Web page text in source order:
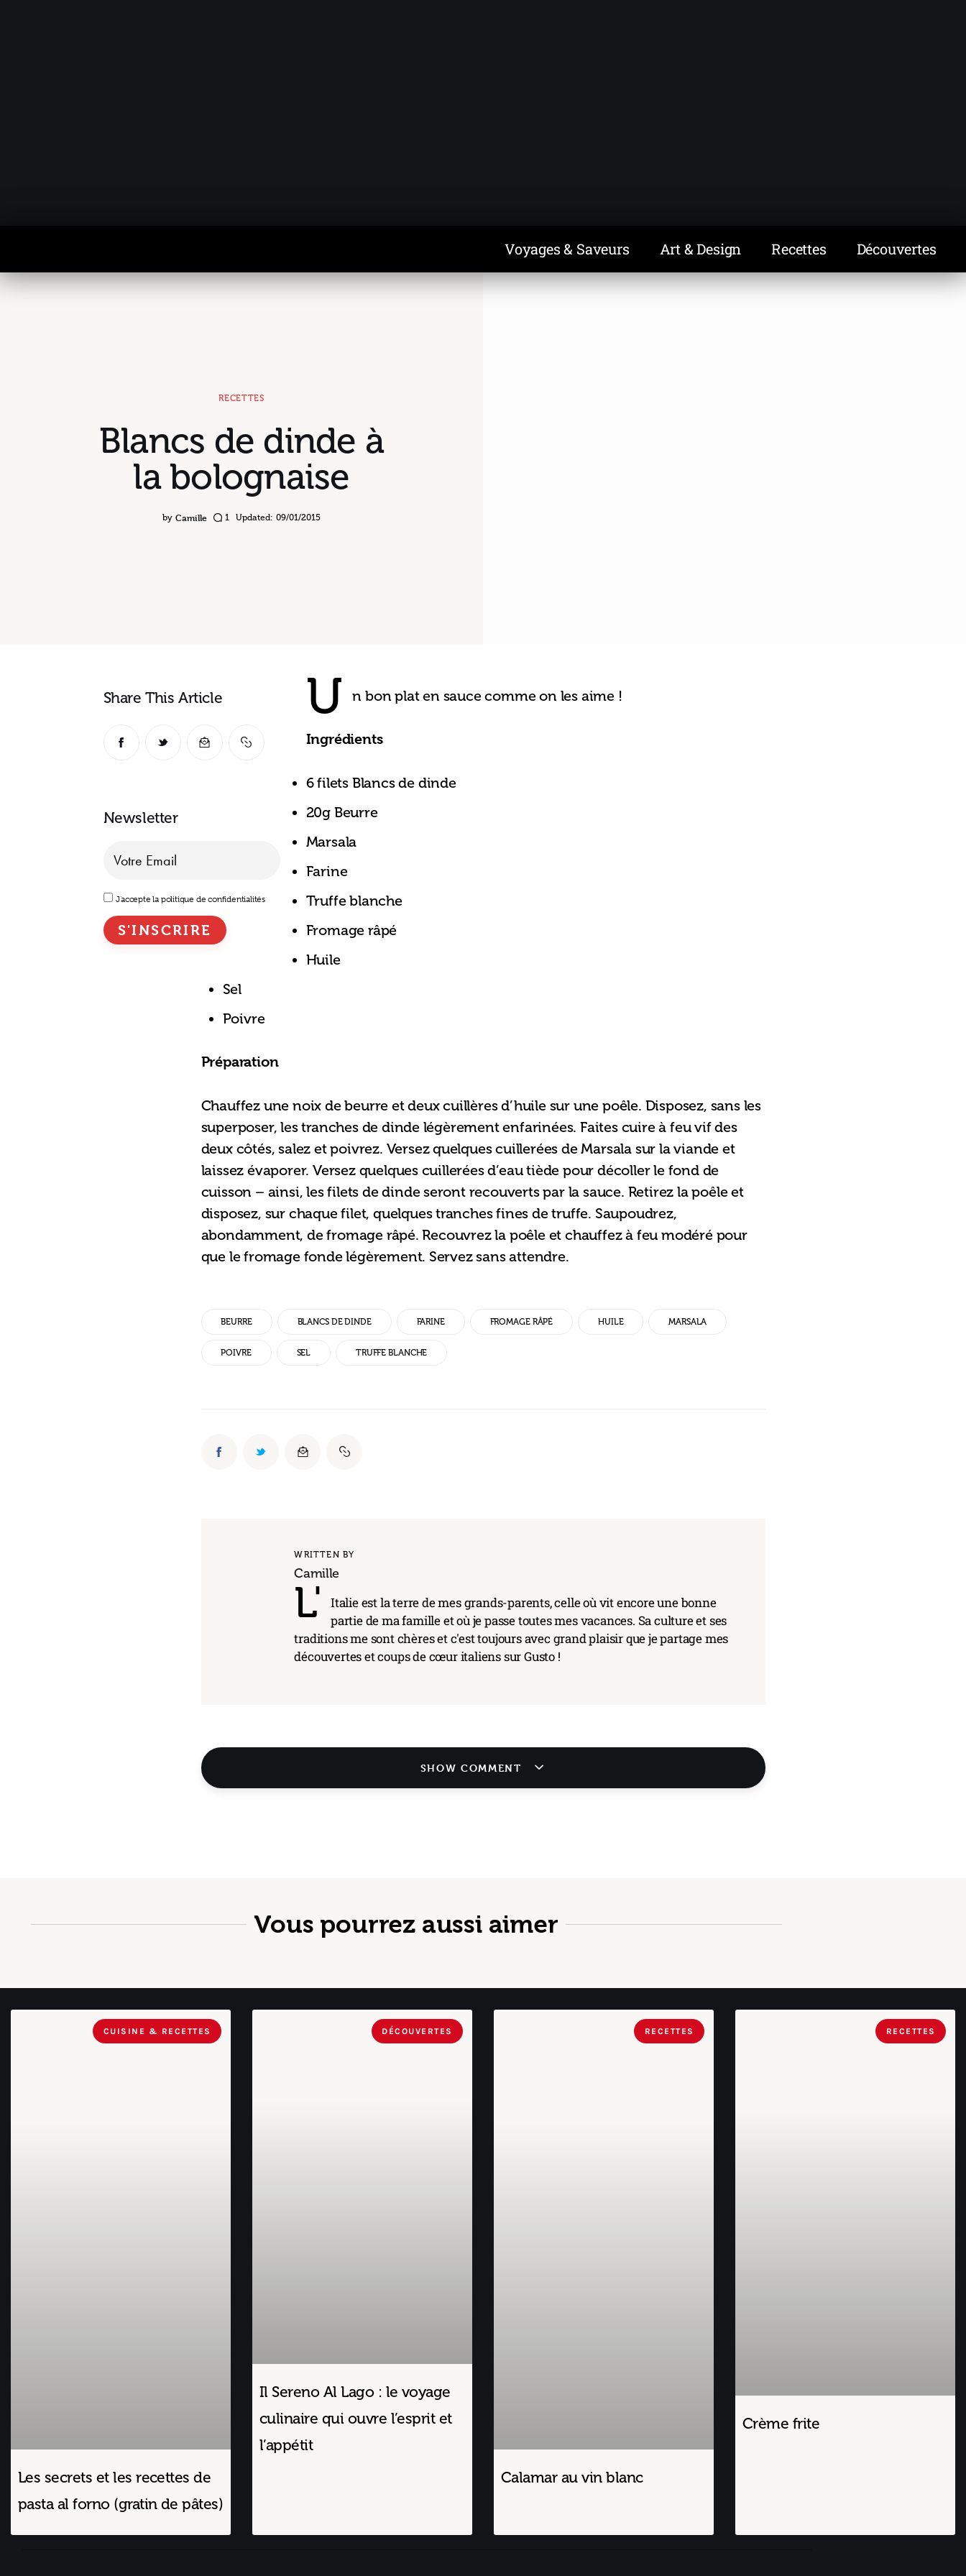
Voyages & Saveurs Art & Design Recettes Découvertes
RECETTES
Blancs de dinde à
la bolognaise
by Camille 1 Updated: 09/01/2015
Share This Article
Newsletter
J'accepte la politique de confidentialités
U n bon plat en sauce comme on les aime !
Ingrédients
6 filets Blancs de dinde
20g Beurre
Marsala
Farine
Truffe blanche
Fromage râpé
Huile
Sel
Poivre
Préparation
Chauffez une noix de beurre et deux cuillères d’huile sur une poêle. Disposez, sans les
superposer, les tranches de dinde légèrement enfarinées. Faites cuire à feu vif des
deux côtés, salez et poivrez. Versez quelques cuillerées de Marsala sur la viande et
laissez évaporer. Versez quelques cuillerées d’eau tiède pour décoller le fond de
cuisson – ainsi, les filets de dinde seront recouverts par la sauce. Retirez la poêle et
disposez, sur chaque filet, quelques tranches fines de truffe. Saupoudrez,
abondamment, de fromage râpé. Recouvrez la poêle et chauffez à feu modéré pour
que le fromage fonde légèrement. Servez sans attendre.
BEURRE BLANCS DE DINDE FARINE FROMAGE RÂPÉ HUILE MARSALA
POIVRE SEL TRUFFE BLANCHE
WRITTEN BY
Camille
L'
Italie est la terre de mes grands-parents, celle où vit encore une bonne
partie de ma famille et où je passe toutes mes vacances. Sa culture et ses
traditions me sont chères et c'est toujours avec grand plaisir que je partage mes
découvertes et coups de cœur italiens sur Gusto !
SHOW COMMENT
Vous pourrez aussi aimer
CUISINE & RECETTES
Les secrets et les recettes de
pasta al forno (gratin de pâtes)
DÉCOUVERTES
Il Sereno Al Lago : le voyage
culinaire qui ouvre l’esprit et
l’appétit
RECETTES
Calamar au vin blanc
RECETTES
Crème frite